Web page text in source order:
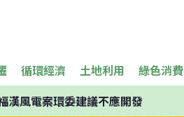
循環經濟 土地利用 綠色消費
漢風電案環委建議不應開發